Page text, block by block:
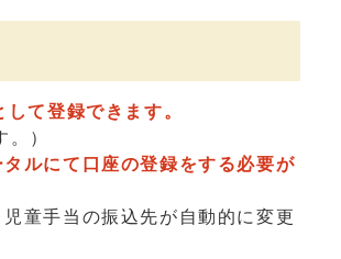
て登録できます。
）
ルにて口座の登録をする必要が
童手当の振込先が自動的に変更